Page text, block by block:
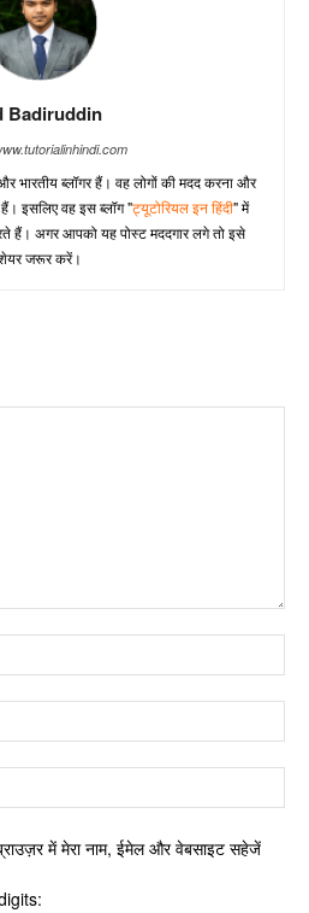
Badiruddin
ब्लॉगर हैं। वह लोगों की मदद करना और
इसलिए वह इस ब्लॉग "ट्यूटोरियल इन हिंदी" में
हैं। अगर आपको यह पोस्ट मददगार लगे तो इसे
जरूर करें।
में मेरा नाम, ईमेल और वेबसाइट सहेजें